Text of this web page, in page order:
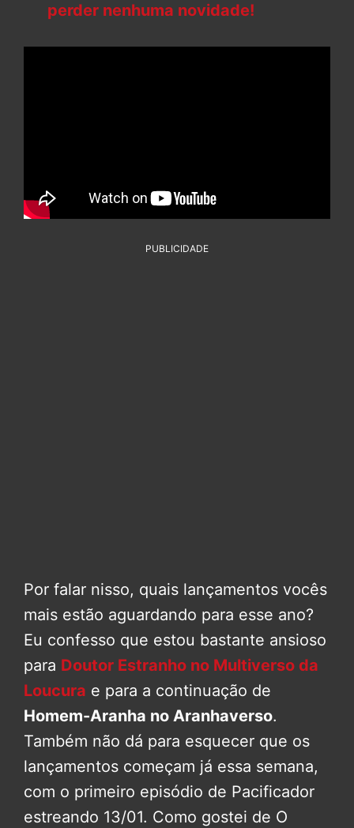
perder nenhuma novidade!
PUBLICIDADE
Por falar nisso, quais lançamentos vocês
mais estão aguardando para esse ano?
Eu confesso que estou bastante ansioso
para Doutor Estranho no Multiverso da
Loucura e para a continuação de
Homem-Aranha no Aranhaverso.
Também não dá para esquecer que os
lançamentos começam já essa semana,
com o primeiro episódio de Pacificador
estreando 13/01. Como gostei de O